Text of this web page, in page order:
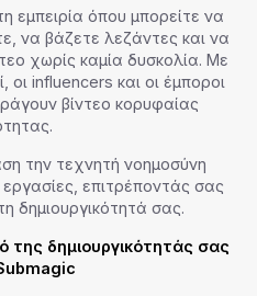
εμπειρία όπου μπορείτε να
να βάζετε λεζάντες και να
χωρίς καμία δυσκολία. Με
οι influencers και οι έμποροι
βίντεο κορυφαίας
την τεχνητή νοημοσύνη
επιτρέποντάς σας
δημιουργικότητά σας.
της δημιουργικότητάς σας